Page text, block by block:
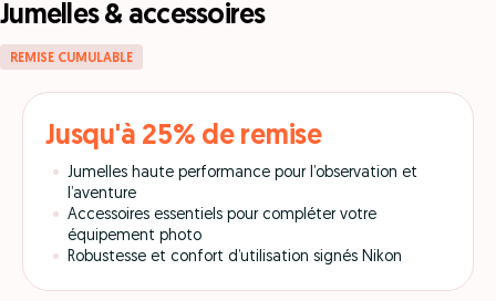
Jumelles & accessoires
REMISE CUMULABLE
Jusqu'à 25% de remise
Jumelles haute performance pour l’observation et
l’aventure
Accessoires essentiels pour compléter votre
équipement photo
Robustesse et confort d’utilisation signés Nikon